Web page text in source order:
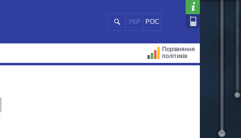
УКР РОС
Порівняння
політиків